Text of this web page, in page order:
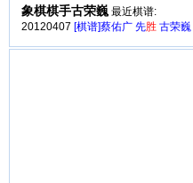
象棋棋手古荣巍最近棋谱:
20120407 [棋谱]蔡佑广 先胜 古荣巍